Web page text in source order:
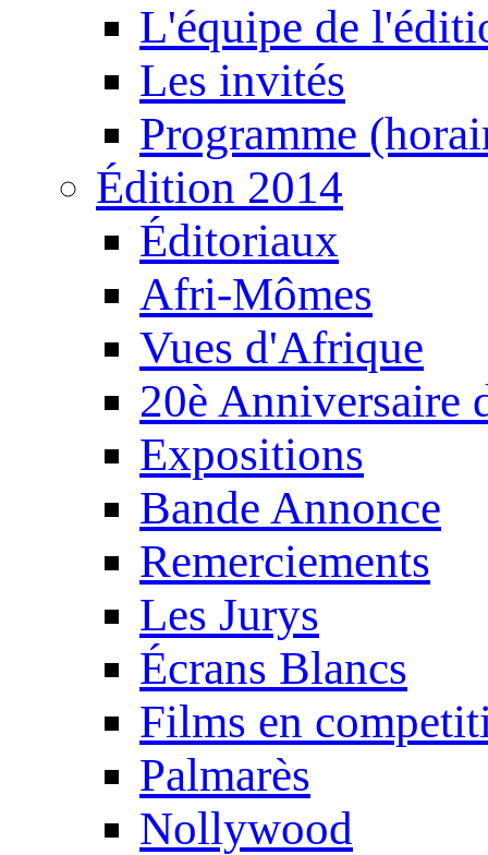
L'équipe de
Les invités
Programme
Édition 2014
Éditoriaux
Afri-Mômes
Vues d'Afrique
20è Anniversaire
Expositions
Bande Annonce
Remerciements
Les Jurys
Écrans Blancs
Films en
Palmarès
Nollywood